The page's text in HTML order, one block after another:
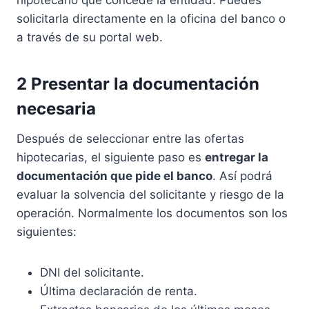
solicitarla directamente en la oficina del banco o
a través de su portal web.
2 Presentar la documentación
necesaria
Después de seleccionar entre las ofertas
hipotecarias, el siguiente paso es entregar la
documentación que pide el banco. Así podrá
evaluar la solvencia del solicitante y riesgo de la
operación. Normalmente los documentos son los
siguientes:
DNI del solicitante.
Última declaración de renta.